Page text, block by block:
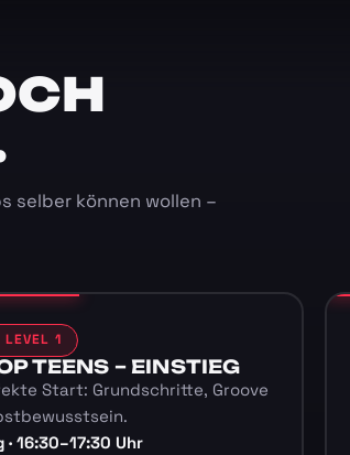
selber können wollen –
LEVEL 1
TEENS – EINSTIEG
Start: Grundschritte, Groove
· 16:30–17:30 Uhr